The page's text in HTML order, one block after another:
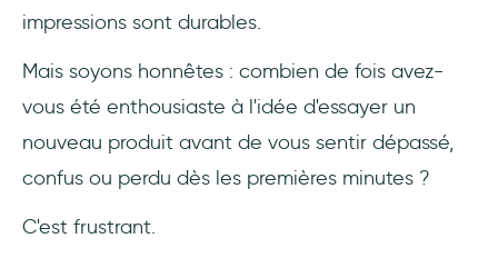
6- Onboarding personnalisé
7- Mécanismes de retour d'information
Fonctionnalités d'onboarding avancées pour
8- Segmentation des utilisateurs
impressions sont durables.
Mais soyons honnêtes : combien de fois avez-
vous été enthousiaste à l'idée d'essayer un
nouveau produit avant de vous sentir dépassé,
confus ou perdu dès les premières minutes ?
C'est frustrant.